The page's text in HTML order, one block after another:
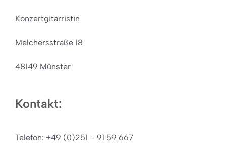
Konzertgitarristin
Melchersstraße 18
48149 Münster
Kontakt:
Telefon: +49 (0)251 – 91 59 667